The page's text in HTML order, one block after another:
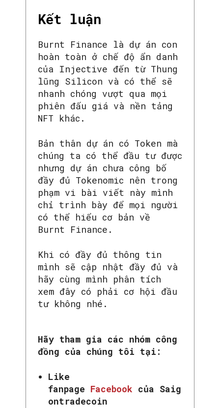
Kết luận
Burnt Finance là dự án con
hoàn toàn ở chế độ ẩn danh
của Injective đến từ Thung
lũng Silicon và có thể sẽ
nhanh chóng vượt qua mọi
phiên đấu giá và nền tảng
NFT khác.
Bản thân dự án có Token mà
chúng ta có thể đầu tư được
nhưng dự án chưa công bố
đầy đủ Tokenomic nên trong
phạm vi bài viết này mình
chỉ trình bày để mọi người
có thể hiểu cơ bản về
Burnt Finance.
Khi có đầy đủ thông tin
mình sẽ cập nhật đầy đủ và
hãy cùng mình phân tích
xem đây có phải cơ hội đầu
tư không nhé.
Hãy tham gia các nhóm công
đồng của chúng tôi tại:
Like
fanpage Facebook của Saig
ontradecoin